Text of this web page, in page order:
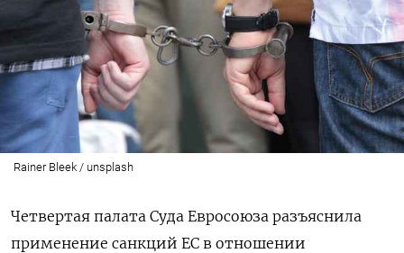
Rainer Bleek / unsplash
Четвертая палата Суда Евросоюза разъяснила
применение санкций ЕС в отношении